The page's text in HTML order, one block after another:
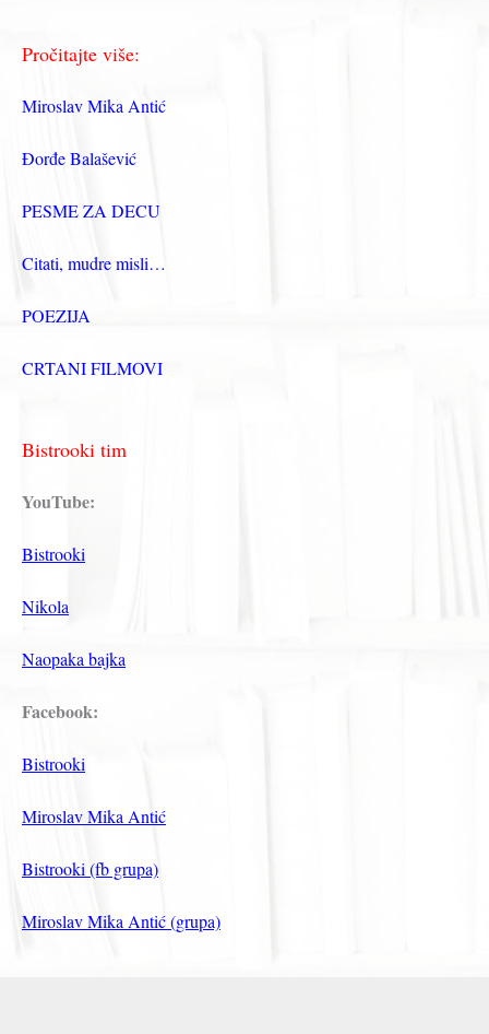
Pročitajte više:
Miroslav Mika Antić
Đorđe Balašević
PESME ZA DECU
Citati, mudre misli…
POEZIJA
CRTANI FILMOVI
Bistrooki tim
YouTube:
Bistrooki
Nikola
Naopaka bajka
Facebook:
Bistrooki
Miroslav Mika Antić
Bistrooki (fb grupa)
Miroslav Mika Antić (grupa)